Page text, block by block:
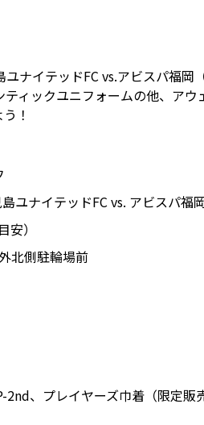
ナイテッドFC vs.アビスパ福
ィックユニフォームの他、ア
！
ユナイテッドFC vs. アビスパ福岡
）
北側駐輪場前
、プレイヤーズ巾着（限定